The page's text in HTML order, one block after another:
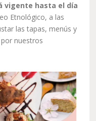
vigente hasta el día
Etnológico, a las
las tapas, menús y
nuestros